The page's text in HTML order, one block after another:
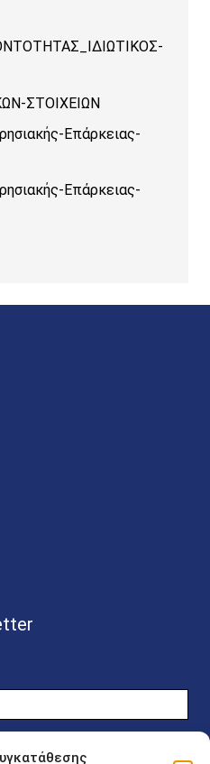
ΣΤΟΙΧΕΙΩΝ
Επάρκειας-
Επάρκειας-